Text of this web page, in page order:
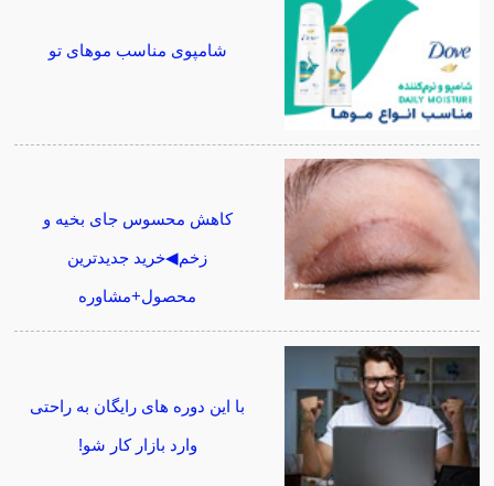
شامپوی مناسب موهای تو
کاهش محسوس جای بخیه و
زخم◀خرید جدیدترین
محصول+مشاوره
با این دوره های رایگان به راحتی
وارد بازار کار شو!